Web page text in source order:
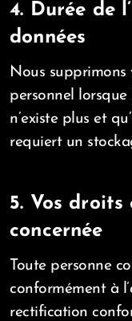
4. Durée de
données
Nous supprimons
personnel
n’existe plus et
requiert un
5. Vos
concernée
Toute personne
conformément à
rectification